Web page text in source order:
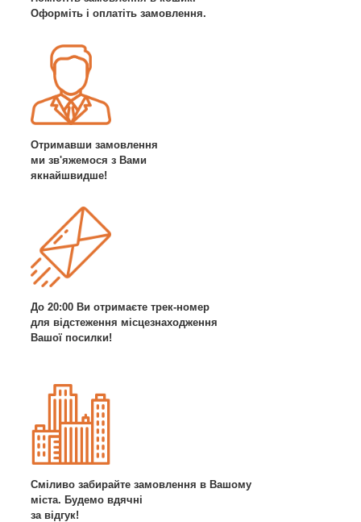
Оформіть і оплатіть замовлення.
Отримавши замовлення
ми зв'яжемося з Вами
якнайшвидше!
До 20:00 Ви отримаєте трек-номер
для відстеження місцезнаходження
Вашої посилки!
Сміливо забирайте замовлення в Вашому
міста. Будемо вдячні
за відгук!